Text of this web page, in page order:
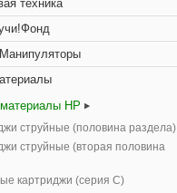
техника
HP
струйные (половина раздела)
струйные (вторая половина
картриджи (серия С)